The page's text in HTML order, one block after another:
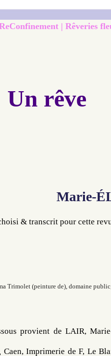
| Rêveries
Un rêve
Marie-
& transcrit pour cette
Trimolet (peinture de), domaine
provient de LAIR,
Caen, Imprimerie de F, Le